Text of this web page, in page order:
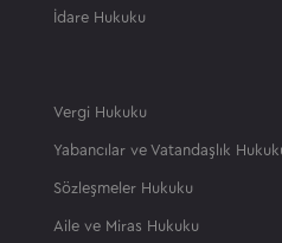
İdare Hukuku
Vergi Hukuku
Yabancılar ve Vatandaşlık
Sözleşmeler Hukuku
Aile ve Miras Hukuku